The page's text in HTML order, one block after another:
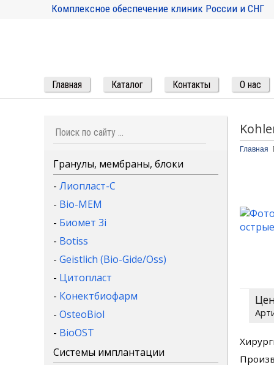
Комплексное обеспечение клиник России и СНГ
Главная Каталог Контакты О нас
Главная
Гранулы, мембраны, блоки
- Лиопласт-С
- Bio-MEM
- Биомет 3i
- Botiss
- Geistlich (Bio-Gide/Oss)
- Цитопласт
- Конектбиофарм
- OsteoBiol
- BioOST
Системы имплантации